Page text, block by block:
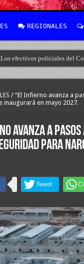
REGIONALES
Los efectivos policiales del
El desarrollo del norte, “más
/ “El Infierno avanza a
inaugurará en mayo 2027.
avanza a
para